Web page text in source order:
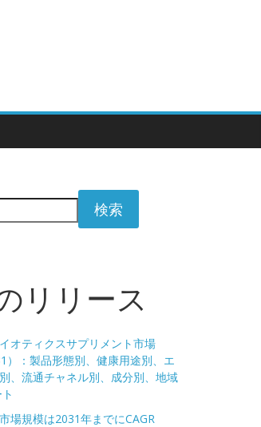
検索
リリース
オティクスサプリメント市場
）：製品形態別、健康用途別、エ
、流通チャネル別、成分別、地域
場規模は2031年までにCAGR